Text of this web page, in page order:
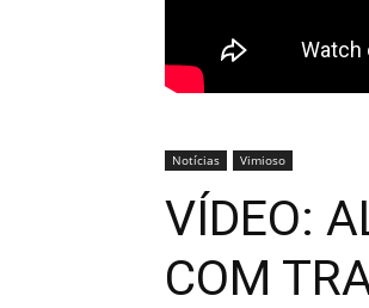
Notícias Vimioso
VÍDEO:
COM